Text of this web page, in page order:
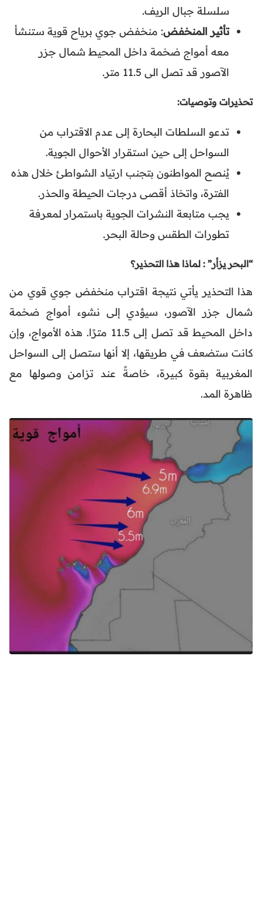
سلسلة جبال الريف.
تأثير المنخفض: منخفض جوي برياح قوية ستنشأ
معه أمواج ضخمة داخل المحيط شمال جزر
الآصور قد تصل الى 11.5 متر.
تحذيرات وتوصيات:
تدعو السلطات البحارة إلى عدم الاقتراب من
السواحل إلى حين استقرار الأحوال الجوية.
يُنصح المواطنون بتجنب ارتياد الشواطئ خلال هذه
الفترة، واتخاذ أقصى درجات الحيطة والحذر.
يجب متابعة النشرات الجوية باستمرار لمعرفة
تطورات الطقس وحالة البحر.
“البحر يزأر” : لماذا هذا التحذير؟
هذا التحذير يأتي نتيجة اقتراب منخفض جوي قوي من
شمال جزر الآصور، سيؤدي إلى نشوء أمواج ضخمة
داخل المحيط قد تصل إلى 11.5 مترًا. هذه الأمواج، وإن
كانت ستضعف في طريقها، إلا أنها ستصل إلى السواحل
المغربية بقوة كبيرة، خاصةً عند تزامن وصولها مع
ظاهرة المد.